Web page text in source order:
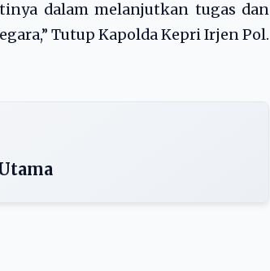
dalam melanjutkan tugas dan
Tutup Kapolda Kepri Irjen Pol.